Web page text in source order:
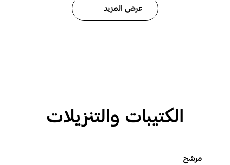
عرض المزيد
الكتيبات والتنزيلات
مرشح